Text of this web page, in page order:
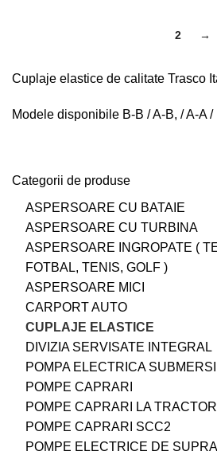
Categorii de produse
ASPERSOARE CU BATAIE
ASPERSOARE CU TURBINA
ASPERSOARE INGROPATE (
FOTBAL, TENIS, GOLF )
ASPERSOARE MICI
CARPORT AUTO
CUPLAJE ELASTICE
DIVIZIA SERVISATE INTEGRAL
POMPA ELECTRICA
POMPE CAPRARI
POMPE CAPRARI LA TRACTOR
POMPE CAPRARI SCC2
POMPE ELECTRICE DE
2 →
Cuplaje elastice de calitate Trasco
Modele disponibile B-B / A-B, / A-A /